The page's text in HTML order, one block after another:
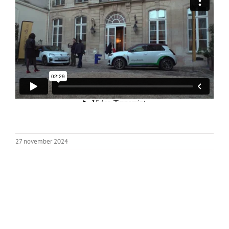
27 november 2024